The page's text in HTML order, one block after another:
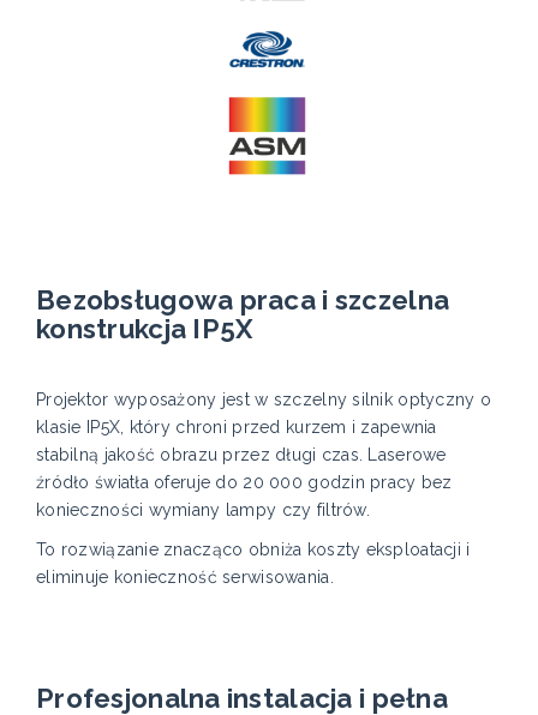
Bezobsługowa praca i szczelna
konstrukcja IP5X
Projektor wyposażony jest w szczelny silnik optyczny o
klasie IP5X, który chroni przed kurzem i zapewnia
stabilną jakość obrazu przez długi czas. Laserowe
źródło światła oferuje do 20 000 godzin pracy bez
konieczności wymiany lampy czy filtrów.
To rozwiązanie znacząco obniża koszty eksploatacji i
eliminuje konieczność serwisowania.
Profesjonalna instalacja i pełna